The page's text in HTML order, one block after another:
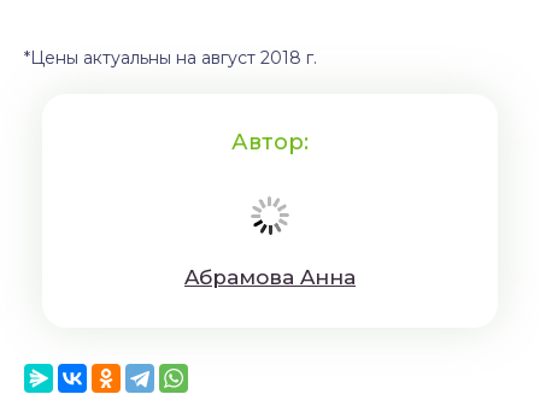
*Цены актуальны на август 2018 г.
Автор:
Aбрaмoвa Aннa